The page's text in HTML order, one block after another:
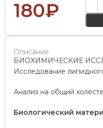
180₽
Описание
БИОХИМИЧЕСКИЕ
Исследование
Анализ на общий
Биологический